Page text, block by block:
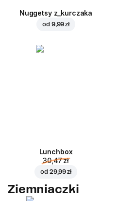
Nuggetsy z_kurczaka
od 9,99 zł
Lunchbox
30,47 zł
od 29,99 zł
Ziemniaczki